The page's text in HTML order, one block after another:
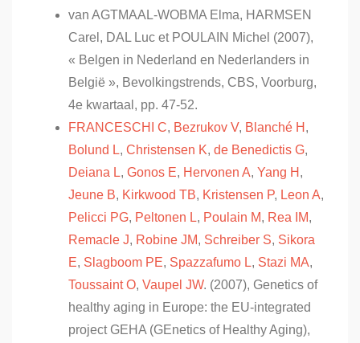
van AGTMAAL-WOBMA Elma, HARMSEN
Carel, DAL Luc et POULAIN Michel (2007),
« Belgen in Nederland en Nederlanders in
België », Bevolkingstrends, CBS, Voorburg,
4e kwartaal, pp. 47-52.
FRANCESCHI C, Bezrukov V, Blanché H ,
Bolund L, Christensen K, de Benedictis G,
Deiana L, Gonos E, Hervonen A, Yang H ,
Jeune B, Kirkwood TB, Kristensen P, Leon A,
Pelicci PG, Peltonen L, Poulain M, Rea IM,
Remacle J, Robine JM, Schreiber S, Sikora
E, Slagboom PE, Spazzafumo L, Stazi MA,
Toussaint O, Vaupel JW. (2007), Genetics of
healthy aging in Europe: the EU-integrated
project GEHA (GEnetics of Healthy Aging),